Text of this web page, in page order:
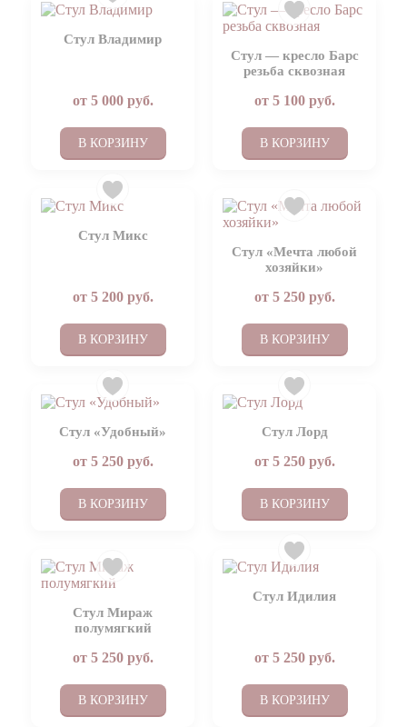
Стул Владимир
от 5 000руб.
В КОРЗИНУ
Стул — кресло Барс
резьба сквозная
от 5 100руб.
В КОРЗИНУ
Стул Микс
от 5 200руб.
В КОРЗИНУ
Стул «Мечта любой
хозяйки»
от 5 250руб.
В КОРЗИНУ
Стул «Удобный»
от 5 250руб.
В КОРЗИНУ
Стул Лорд
от 5 250руб.
В КОРЗИНУ
Стул Мираж
полумягкий
от 5 250руб.
В КОРЗИНУ
Стул Идилия
от 5 250руб.
В КОРЗИНУ